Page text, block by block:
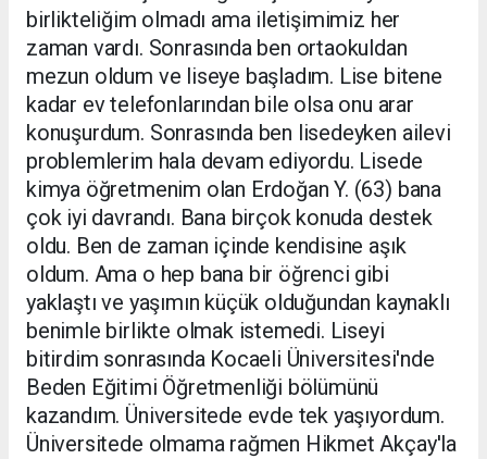
birlikteliğim olmadı ama iletişimimiz her
zaman vardı. Sonrasında ben ortaokuldan
mezun oldum ve liseye başladım. Lise bitene
kadar ev telefonlarından bile olsa onu arar
konuşurdum. Sonrasında ben lisedeyken ailevi
problemlerim hala devam ediyordu. Lisede
kimya öğretmenim olan Erdoğan Y. (63) bana
çok iyi davrandı. Bana birçok konuda destek
oldu. Ben de zaman içinde kendisine aşık
oldum. Ama o hep bana bir öğrenci gibi
yaklaştı ve yaşımın küçük olduğundan kaynaklı
benimle birlikte olmak istemedi. Liseyi
bitirdim sonrasında Kocaeli Üniversitesi'nde
Beden Eğitimi Öğretmenliği bölümünü
kazandım. Üniversitede evde tek yaşıyordum.
Üniversitede olmama rağmen Hikmet Akçay'la